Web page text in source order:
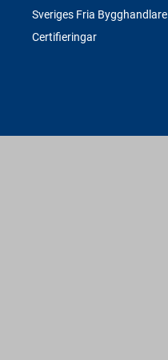
Sveriges Fria Bygghandlare
Certifieringar